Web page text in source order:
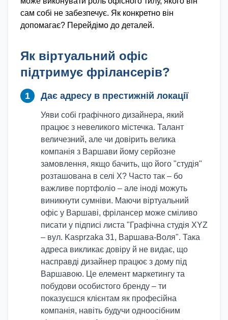
сам собі не забезпечує. Як конкретно він
допомагає? Перейдімо до деталей.
Як віртуальний офіс
підтримує фрілансерів?
1 Дає адресу в престижній локації
Уяви собі графічного дизайнера, який
працює з невеликого містечка. Талант
величезний, але чи довірить велика
компанія з Варшави йому серйозне
замовлення, якщо бачить, що його "студія"
розташована в селі X? Часто так – бо
важливе портфоліо – але іноді можуть
виникнути сумніви. Маючи віртуальний
офіс у Варшаві, фрілансер може сміливо
писати у підписі листа "Графічна студія XYZ
– вул. Kasprzaka 31, Варшава-Воля". Така
адреса викликає довіру й не видає, що
насправді дизайнер працює з дому під
Варшавою. Це елемент маркетингу та
побудови особистого бренду – ти
показуєшся клієнтам як професійна
компанія, навіть будучи одноосібним